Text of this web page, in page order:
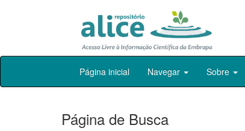
Skip
Página inicial Navegar Sobre
Página de Busca